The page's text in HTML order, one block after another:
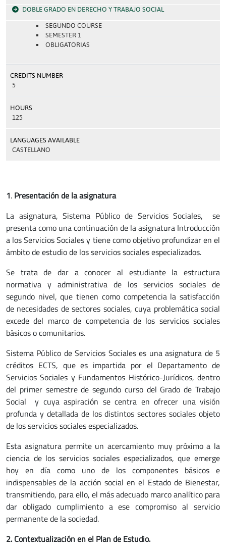
DOBLE GRADO EN DERECHO Y TRABAJO SOCIAL
SEGUNDO COURSE
SEMESTER 1
OBLIGATORIAS
CREDITS NUMBER
5
HOURS
125
LANGUAGES AVAILABLE
CASTELLANO
1. Presentación de la asignatura
La asignatura, Sistema Público de Servicios Sociales, se
presenta como una continuación de la asignatura Introducción
a los Servicios Sociales y tiene como objetivo profundizar en el
ámbito de estudio de los servicios sociales especializados.
Se trata de dar a conocer al estudiante la estructura
normativa y administrativa de los servicios sociales de
segundo nivel, que tienen como competencia la satisfacción
de necesidades de sectores sociales, cuya problemática social
excede del marco de competencia de los servicios sociales
básicos o comunitarios.
Sistema Público de Servicios Sociales es una asignatura de 5
créditos ECTS, que es impartida por el Departamento de
Servicios Sociales y Fundamentos Histórico-Jurídicos, dentro
del primer semestre de segundo curso del Grado de Trabajo
Social y cuya aspiración se centra en ofrecer una visión
profunda y detallada de los distintos sectores sociales objeto
de los servicios sociales especializados.
Esta asignatura permite un acercamiento muy próximo a la
ciencia de los servicios sociales especializados, que emerge
hoy en día como uno de los componentes básicos e
indispensables de la acción social en el Estado de Bienestar,
transmitiendo, para ello, el más adecuado marco analítico para
dar obligado cumplimiento a ese compromiso al servicio
permanente de la sociedad.
2. Contextualización en el Plan de Estudio.